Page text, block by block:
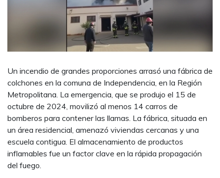
Un incendio de grandes proporciones arrasó una fábrica de
colchones en la comuna de Independencia, en la Región
Metropolitana. La emergencia, que se produjo el 15 de
octubre de 2024, movilizó al menos 14 carros de
bomberos para contener las llamas. La fábrica, situada en
un área residencial, amenazó viviendas cercanas y una
escuela contigua. El almacenamiento de productos
inflamables fue un factor clave en la rápida propagación
del fuego.